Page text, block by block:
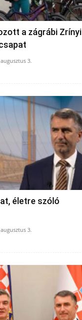
a zágrábi Zrínyi
3.
életre szóló
3.